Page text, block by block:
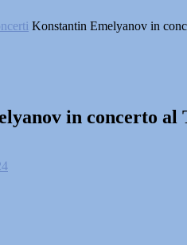
Konstantin Emelyanov in
in concerto al